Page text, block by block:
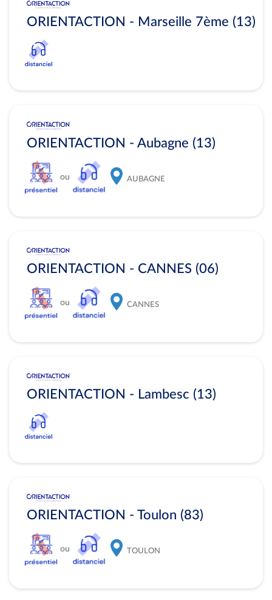
ORIENTACTION - Marseille 7ème (13)
ORIENTACTION - Aubagne (13)
ou AUBAGNE
ORIENTACTION - CANNES (06)
ou CANNES
ORIENTACTION - Lambesc (13)
ORIENTACTION - Toulon (83)
ou TOULON